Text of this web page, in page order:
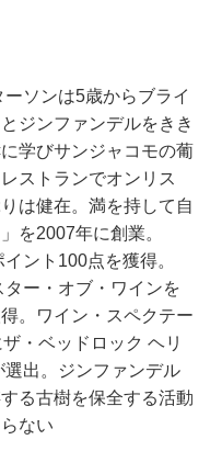
ソンは5歳からブライ
ジンファンデルをきき
学びサンジャコモの葡
ストランでオンリス
は健在。満を持して自
を2007年に創業。
ント100点を獲得。
ー・オブ・ワインを
。ワイン・スペクテー
・ベッドロック ヘリ
出。ジンファンデル
る古樹を保全する活動
ない